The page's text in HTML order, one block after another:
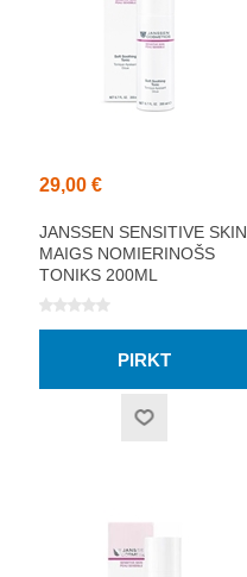
29,00 €
JANSSEN SENSITIVE SKIN
MAIGS NOMIERINOŠS
TONIKS 200ML